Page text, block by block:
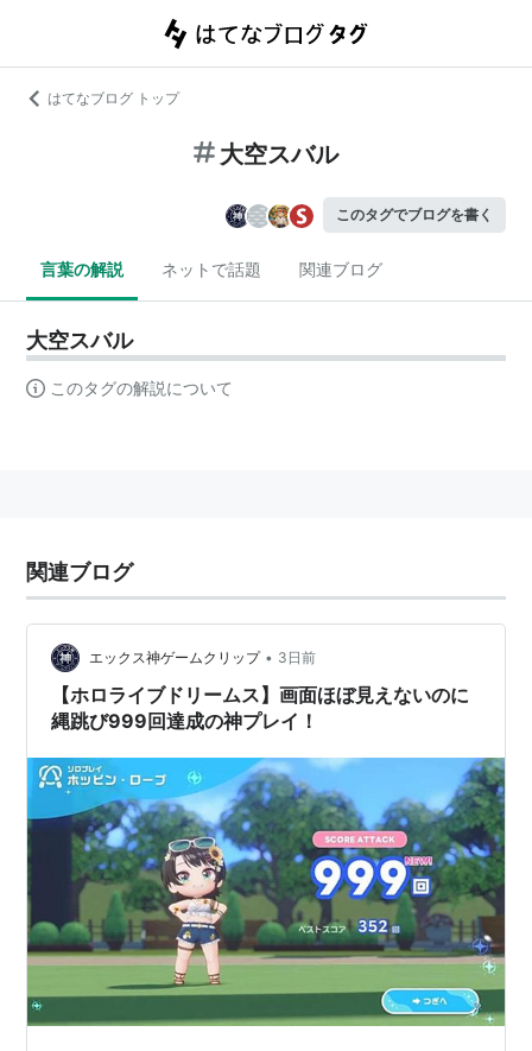
はてなブログ トップ
大空スバル
このタグでブログを書く
言葉の解説 ネットで話題 関連ブログ
大空スバル
このタグの解説について
関連ブログ
エックス神ゲームクリップ • 3日前
【ホロライブドリームス】画面ほぼ見えないのに
縄跳び999回達成の神プレイ！